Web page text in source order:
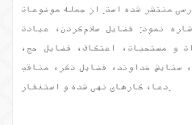
منتشر شده است. از جمله موضوعات
نمود: فضایل سلام‌کردن، عیادت
و مستحبات، اعتکاف، فضایل حج،
ستایش خداوند، فضایل ذکر، مناقب
دعا، کارهای نهی شده و استغفار.